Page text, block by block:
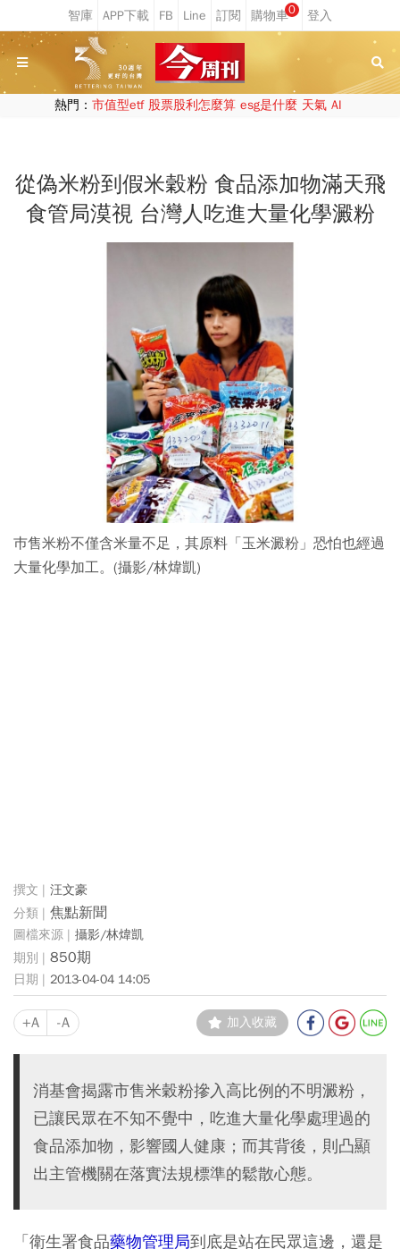
0
熱門： 市值型etf 股票股利怎麼算 esg是什麼 天氣 AI
從偽米粉到假米穀粉 食品添加物滿天飛
食管局漠視 台灣人吃進大量化學澱粉
巿售米粉不僅含米量不足，其原料「玉米澱粉」恐怕也經過
大量化學加工。(攝影/林煒凱)
汪文豪
焦點新聞
攝影/林煒凱
850期
2013-04-04 14:05
+A -A 加入收藏
消基會揭露市售米穀粉摻入高比例的不明澱粉，
已讓民眾在不知不覺中，吃進大量化學處理過的
食品添加物，影響國人健康；而其背後，則凸顯
出主管機關在落實法規標準的鬆散心態。
「衛生署食品藥物管理局到底是站在民眾這邊，還是